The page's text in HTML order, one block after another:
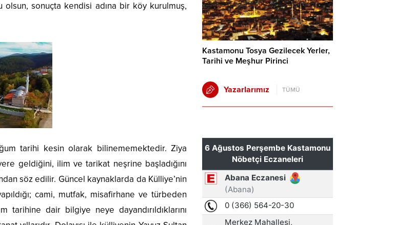
sonuçta kendisi adına bir köy kurulmuş,
tarihi kesin olarak bilinememektedir. Ziya
geldiğini, ilim ve tarikat neşrine başladığını
söz edilir. Güncel kaynaklarda da Külliye’nin
cami, mutfak, misafirhane ve türbeden
tarihine dair bilgiye neye dayandırıldıklarını
Kastamonu Tosya Gezilecek Yerler,
Tarihi ve Meşhur Pirinci
Yazarlarımız TÜMÜ